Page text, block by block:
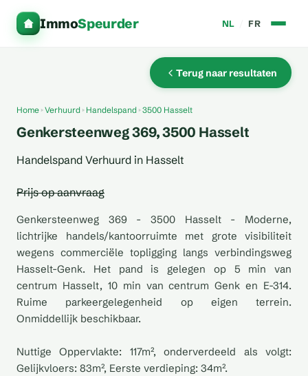
ImmoSpeurder NL FR
Terug naar resultaten
Home Verhuurd Handelspand 3500 Hasselt
Genkersteenweg 369, 3500 Hasselt
Handelspand Verhuurd in Hasselt
Prijs op aanvraag
Genkersteenweg 369 - 3500 Hasselt - Moderne,
lichtrijke handels/kantoorruimte met grote visibiliteit
wegens commerciële topligging langs verbindingsweg
Hasselt-Genk. Het pand is gelegen op 5 min van
centrum Hasselt, 10 min van centrum Genk en E-314.
Ruime parkeergelegenheid op eigen terrein.
Onmiddellijk beschikbaar.
Nuttige Oppervlakte: 117m², onderverdeeld als volgt:
Gelijkvloers: 83m², Eerste verdieping: 34m².